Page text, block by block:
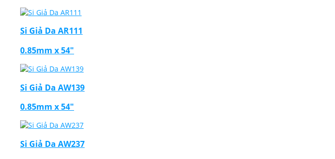
Si Giả Da AR111
0.85mm x 54"
Si Giả Da AW139
0.85mm x 54"
Si Giả Da AW237